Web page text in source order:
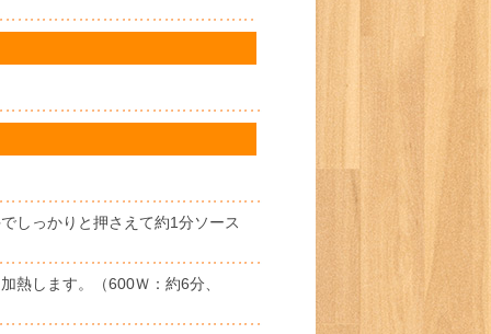
しっかりと押さえて約1分ソース
熱します。（600Ｗ：約6分、